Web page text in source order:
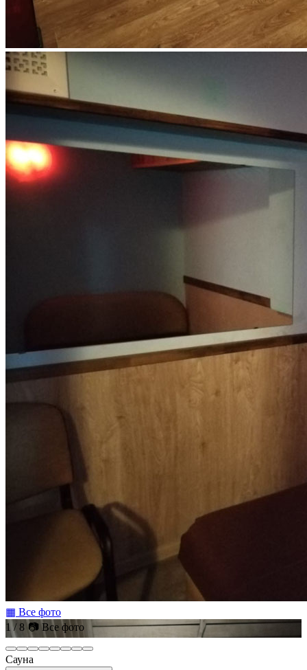
▦ Все фото
1 / 8 📷 Все фото
Сауна